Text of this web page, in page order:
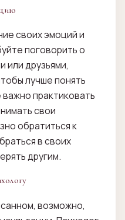
своих эмоций и
поговорить о
или друзьями,
лучше понять
практиковать
свои
обратиться к
в своих
другим.
возможно,